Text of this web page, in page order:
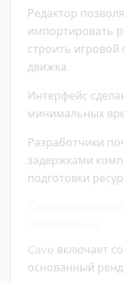
Редактор
импортировать
строить игровой
движка.
Интерфейс
минимальных
Разработчики
задержками
подготовки
Cave включает
основанный